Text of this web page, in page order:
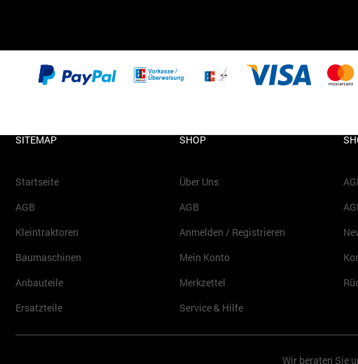
SITEMAP
Startseite
AGB
Kleintraktoren
Baumaschinen
Anbauteile
Ersatzteile
SHOP
Über Uns
AGB
Anmelden / Registrieren
Mein Konto
Merkzettel
Service & Hilfe
Wir beraten Sie